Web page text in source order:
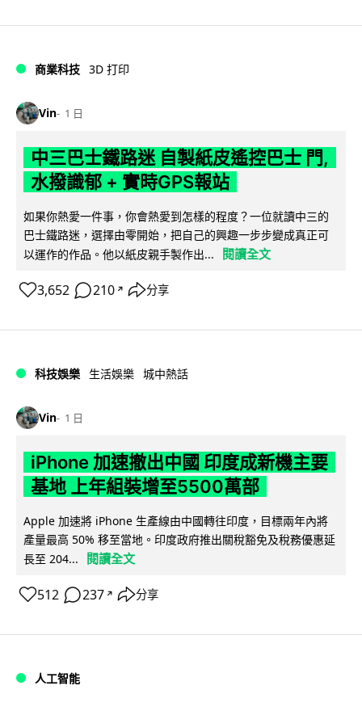
商業科技 3D 打印
Vin 1 日
中三巴士鐵路迷 自製紙皮遙控巴士 門,
水撥識郁 + 實時GPS報站
如果你熱愛一件事，你會熱愛到怎樣的程度？一位就讀中三的
巴士鐵路迷，選擇由零開始，把自己的興趣一步步變成真正可
以運作的作品。他以紙皮親手製作出...
閱讀全文
3,652 210 ↗ 分享
科技娛樂 生活娛樂 城中熱話
Vin 1 日
iPhone 加速撤出中國 印度成新機主要
基地 上年組裝增至5500萬部
Apple 加速將 iPhone 生產線由中國轉往印度，目標兩年內將
產量最高 50% 移至當地。印度政府推出關稅豁免及稅務優惠延
長至 204...
閱讀全文
512 237 ↗ 分享
人工智能